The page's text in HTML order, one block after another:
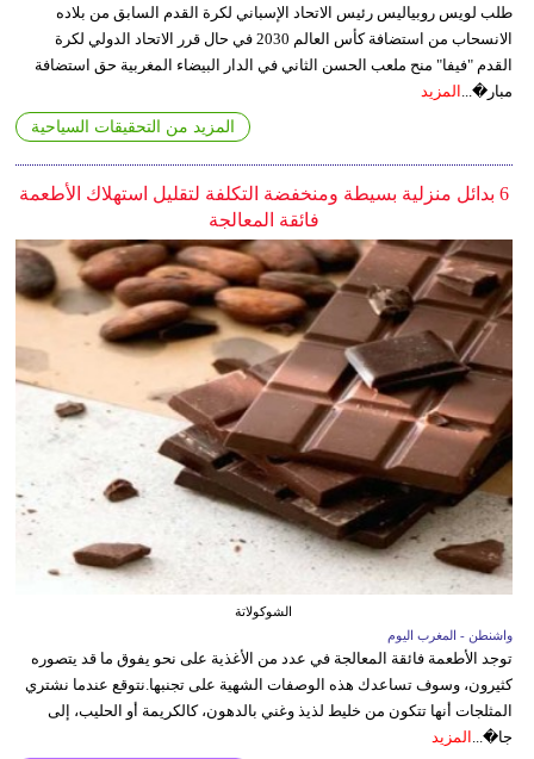
طلب لويس روبياليس رئيس الاتحاد الإسباني لكرة القدم السابق من بلاده
الانسحاب من استضافة كأس العالم 2030 في حال قرر الاتحاد الدولي لكرة
القدم "فيفا" منح ملعب الحسن الثاني في الدار البيضاء المغربية حق استضافة
مبار�...
المزيد
المزيد من التحقيقات السياحية
6 بدائل منزلية بسيطة ومنخفضة التكلفة لتقليل استهلاك الأطعمة
فائقة المعالجة
الشوكولاتة
واشنطن - المغرب اليوم
توجد الأطعمة فائقة المعالجة في عدد من الأغذية على نحو يفوق ما قد يتصوره
كثيرون، وسوف تساعدك هذه الوصفات الشهية على تجنبها.نتوقع عندما نشتري
المثلجات أنها تتكون من خليط لذيذ وغني بالدهون، كالكريمة أو الحليب، إلى
جا�... المزيد